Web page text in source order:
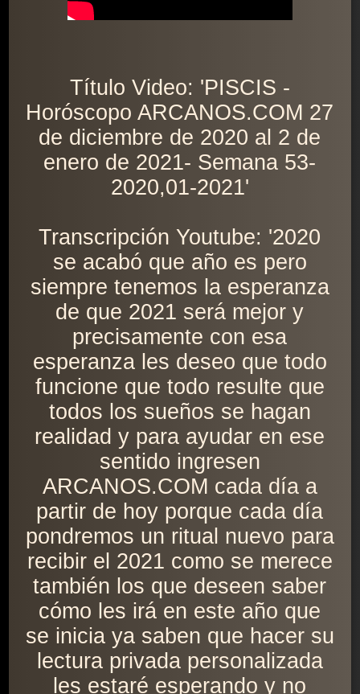
Título Video: 'PISCIS -
Horóscopo ARCANOS.COM 27
de diciembre de 2020 al 2 de
enero de 2021- Semana 53-
2020,01-2021'
Transcripción Youtube: '2020
se acabó que año es pero
siempre tenemos la esperanza
de que 2021 será mejor y
precisamente con esa
esperanza les deseo que todo
funcione que todo resulte que
todos los sueños se hagan
realidad y para ayudar en ese
sentido ingresen
ARCANOS.COM cada día a
partir de hoy porque cada día
pondremos un ritual nuevo para
recibir el 2021 como se merece
también los que deseen saber
cómo les irá en este año que
se inicia ya saben que hacer su
lectura privada personalizada
les estaré esperando y no